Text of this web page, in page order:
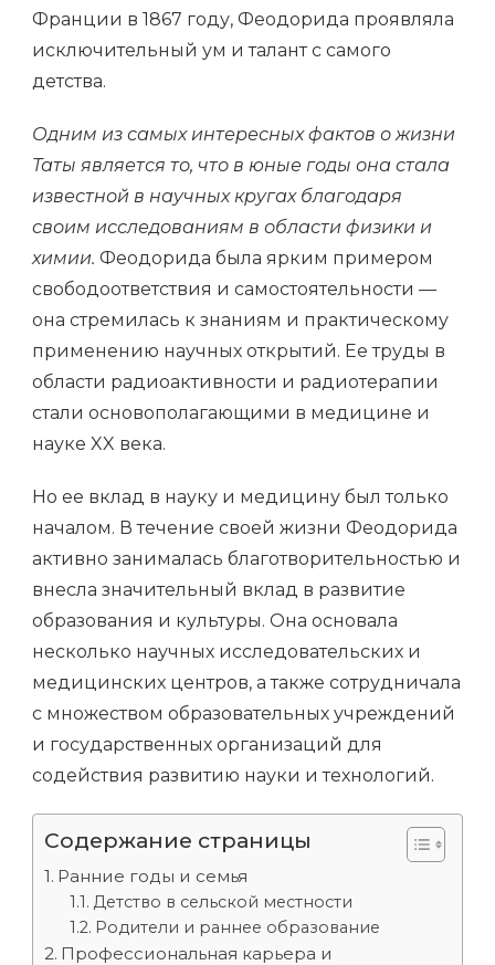
Франции в 1867 году, Феодорида проявляла
исключительный ум и талант с самого
детства.
Одним из самых интересных фактов о жизни
Таты является то, что в юные годы она стала
известной в научных кругах благодаря
своим исследованиям в области физики и
химии. Феодорида была ярким примером
свободоответствия и самостоятельности —
она стремилась к знаниям и практическому
применению научных открытий. Ее труды в
области радиоактивности и радиотерапии
стали основополагающими в медицине и
науке XX века.
Но ее вклад в науку и медицину был только
началом. В течение своей жизни Феодорида
активно занималась благотворительностью и
внесла значительный вклад в развитие
образования и культуры. Она основала
несколько научных исследовательских и
медицинских центров, а также сотрудничала
с множеством образовательных учреждений
и государственных организаций для
содействия развитию науки и технологий.
Содержание страницы
Ранние годы и семья
Детство в сельской местности
Родители и раннее образование
Профессиональная карьера и